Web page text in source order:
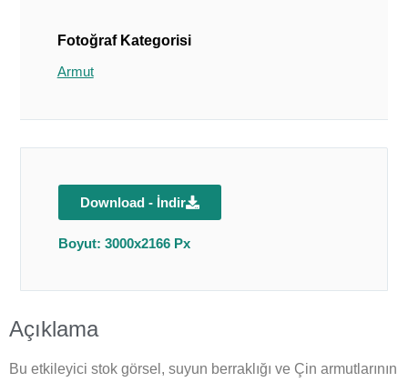
Fotoğraf Kategorisi
Armut
Download - İndir
Boyut: 3000x2166 Px
Açıklama
Bu etkileyici stok görsel, suyun berraklığı ve Çin armutlarının